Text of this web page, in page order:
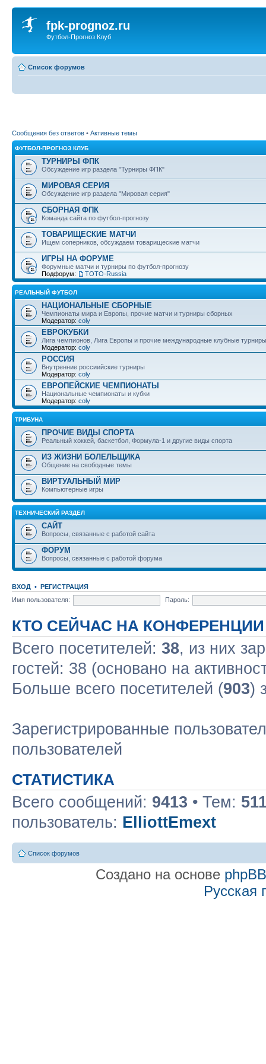
fpk-prognoz.ru
Футбол-Прогноз Клуб
Список форумов
Сообщения без ответов • Активные темы
ФУТБОЛ-ПРОГНОЗ КЛУБ
ТУРНИРЫ ФПК
Обсуждение игр раздела "Турниры ФПК"
МИРОВАЯ СЕРИЯ
Обсуждение игр раздела "Мировая серия"
СБОРНАЯ ФПК
Команда сайта по футбол-прогнозу
ТОВАРИЩЕСКИЕ МАТЧИ
Ищем соперников, обсуждаем товарищеские матчи
ИГРЫ НА ФОРУМЕ
Форумные матчи и турниры по футбол-прогнозу
Подфорум:
ТОТО-Russia
РЕАЛЬНЫЙ ФУТБОЛ
НАЦИОНАЛЬНЫЕ СБОРНЫЕ
Чемпионаты мира и Европы, прочие матчи и турниры сборных
Модератор: coly
ЕВРОКУБКИ
Лига чемпионов, Лига Европы и прочие международные клубные турниры
Модератор: coly
РОССИЯ
Внутренние россиийские турниры
Модератор: coly
ЕВРОПЕЙСКИЕ ЧЕМПИОНАТЫ
Национальные чемпионаты и кубки
Модератор: coly
ТРИБУНА
ПРОЧИЕ ВИДЫ СПОРТА
Реальный хоккей, баскетбол, Формула-1 и другие виды спорта
ИЗ ЖИЗНИ БОЛЕЛЬЩИКА
Общение на свободные темы
ВИРТУАЛЬНЫЙ МИР
Компьютерные игры
ТЕХНИЧЕСКИЙ РАЗДЕЛ
САЙТ
Вопросы, связанные с работой сайта
ФОРУМ
Вопросы, связанные с работой форума
ВХОД • РЕГИСТРАЦИЯ
Имя пользователя:
Пароль:
КТО СЕЙЧАС НА КОНФЕРЕНЦИИ
Всего посетителей: 38, из них
гостей: 38 (основано на
Больше всего посетителей (903)
Зарегистрированные
пользователей
СТАТИСТИКА
Всего сообщений: 9413 • Тем:
пользователь: ElliottEmext
Список форумов
Создано на основе phpBB
Русская